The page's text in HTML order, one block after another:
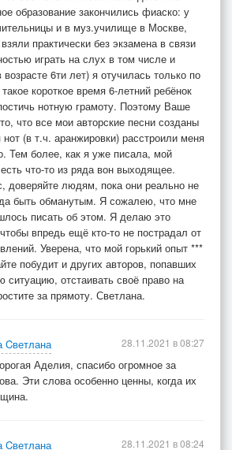
образование закончились фиаско: у
и в муз.училище в Москве,
практически без экзамена в связи
играть на слух в том числе и
возрасте 6ти лет) я отучилась только по
короткое время 6-летний ребёнок
нотную грамоту. Поэтому Ваше
что все мои авторские песни созданы
нот (в т.ч. аранжировки) расстроили меня
Тем более, как я уже писала, мой
что-то из ряда вон выходящее.
доверяйте людям, пока они реально не
быть обманутым. Я сожалею, что мне
писать об этом. Я делаю это
впредь ещё кто-то не пострадал от
Уверена, что мой горький опыт ***
побудит и других авторов, попавших
ситуацию, отстаивать своё право на
за прямоту. Светлана.
Cветлана
Аделия, спасибо огромное за
Эти слова особенно ценны, когда их
28.11.2021 в 08:27
Cветлана 28.11.2021 в 08:24